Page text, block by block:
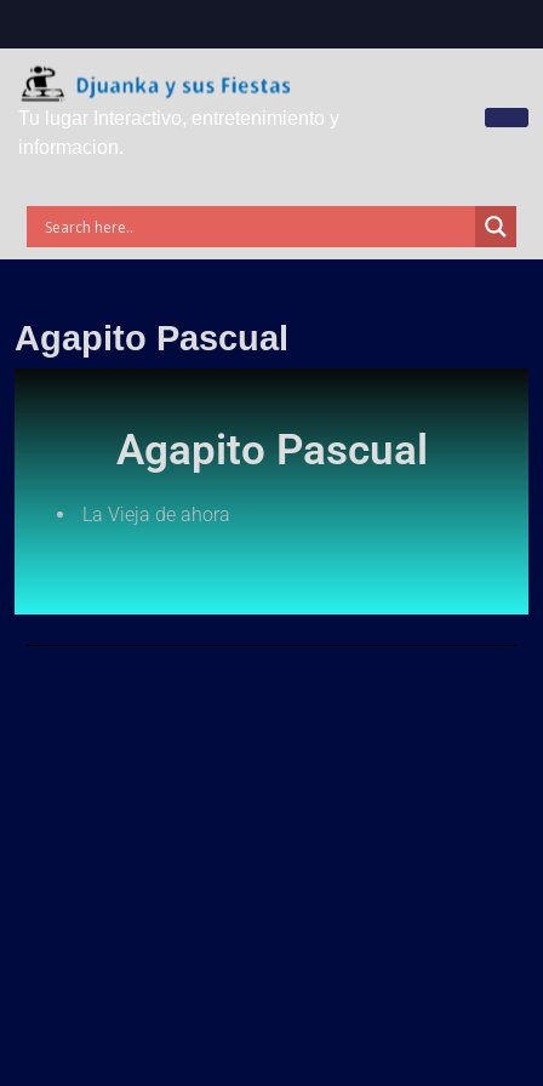
Tu lugar Interactivo, entretenimiento y
informacion.
Agapito Pascual
Agapito Pascual
La Vieja de ahora